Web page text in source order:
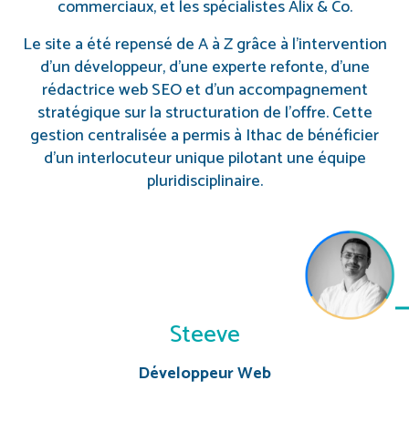
commerciaux, et les spécialistes Alix & Co.
Le site a été repensé de A à Z grâce à l’intervention
d’un développeur, d’une experte refonte, d’une
rédactrice web SEO et d’un accompagnement
stratégique sur la structuration de l’offre. Cette
gestion centralisée a permis à Ithac de bénéficier
d’un interlocuteur unique pilotant une équipe
pluridisciplinaire.
Steeve
Développeur Web